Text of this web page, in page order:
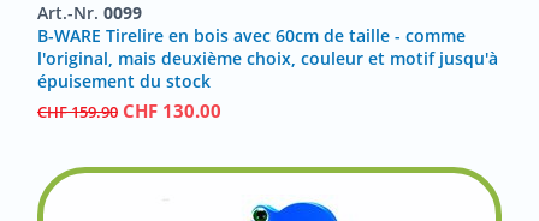
Art.-Nr. 0099
B-WARE Tirelire en bois avec 60cm de taille - comme
l'original, mais deuxième choix, couleur et motif jusqu'à
épuisement du stock
CHF159.90 CHF 130.00